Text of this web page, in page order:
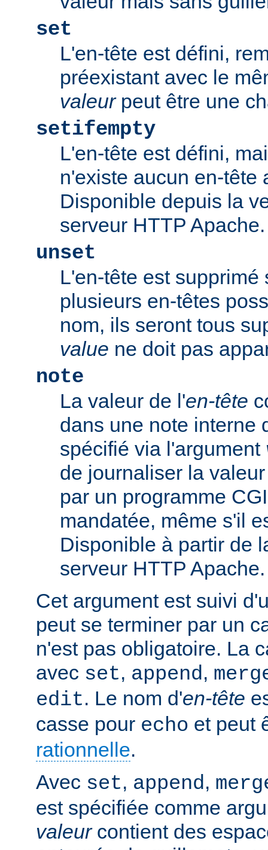
set
L'en-tête est défini,
préexistant avec le
valeurpeut être une
setifempty
L'en-tête est défini,
n'existe aucun en-tête
Disponible depuis la
serveur HTTP Apache.
unset
L'en-tête est supprimé
plusieurs en-têtes
nom, ils seront tous
value ne doit pas
note
La valeur de l'en-tête
dans une note interne
spécifié via l'argument
de journaliser la
par un programme
mandatée, même s'il
Disponible à partir de
serveur HTTP Apache.
Cet argument est suivi
peut se terminer par un
n'est pas obligatoire. La
avec set, append,
edit. Le nom d'en-tête
casse pour echo et peut
rationnelle.
Avec set, append,
est spécifiée comme
valeurcontient des